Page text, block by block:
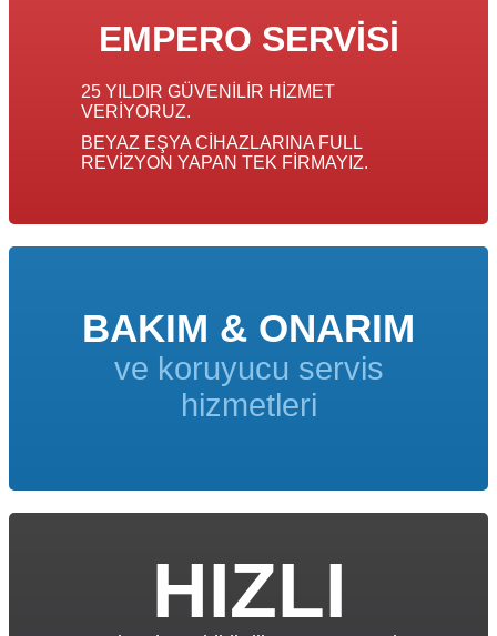
EMPERO SERVISI
25 YILDIR GÜVENILIR HIZMET
VERIYORUZ.
BEYAZ EŞYA CIHAZLARINA FULL
REVIZYON YAPAN TEK FIRMAYIZ.
BAKIM & ONARIM
ve koruyucu servis
hizmetleri
HIZLI